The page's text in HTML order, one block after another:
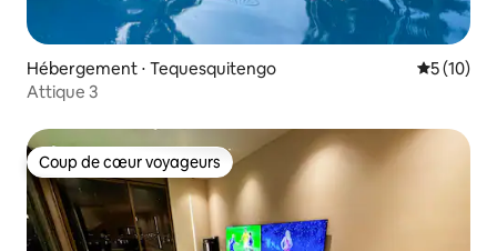
Hébergement ⋅ Tequesquitengo
5 (10)
Attique 3
Coup de cœur voyageurs
Coup de cœur voyageurs